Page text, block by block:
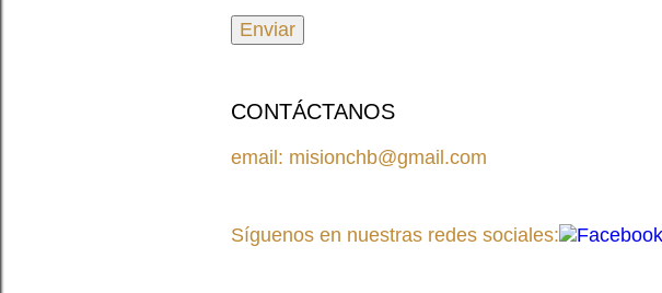
CONTÁCTANOS
email: misionchb@gmail.com
Síguenos en nuestras redes sociales: